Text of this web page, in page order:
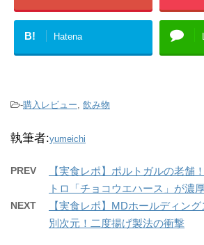
B! Hatena
-購入レビュー 飲み物
執筆者:yumeichi
PREV
【実食レポ】ポルトガルの老舗
トロ「チョコウエハース」が濃
NEXT
【実食レポ】MDホールディン
別次元！二度揚げ製法の衝撃